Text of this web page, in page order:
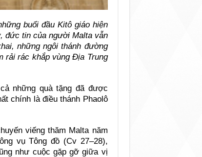
buổi đầu Kitô giáo hiện
đức tin của người Malta vẫn
những ngôi thánh đường
rải rác khắp vùng Địa Trung
những quà tặng đã được
chính là điều thánh Phaolô
viếng thăm Malta năm
vụ Tông đồ (Cv 27–28),
như cuộc gặp gỡ giữa vị